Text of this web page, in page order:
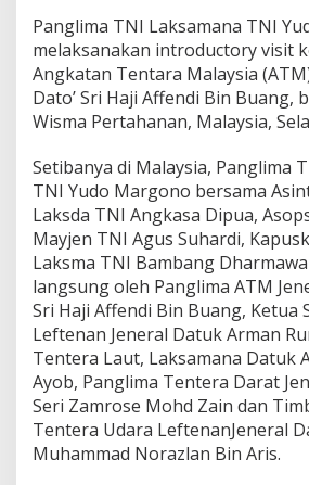
j
u
n
g
i
P
g
l
i
m
a
A
n
g
k
a
t
a
n
T
e
Panglima TNI Laksamana TNI
melaksanakan introductory visit
Angkatan Tentara Malaysia
Dato’ Sri Haji Affendi Bin Buang,
Wisma Pertahanan, Malaysia,
Setibanya di Malaysia, Panglima
TNI Yudo Margono bersama
Laksda TNI Angkasa Dipua,
Mayjen TNI Agus Suhardi,
Laksma TNI Bambang
langsung oleh Panglima ATM
Sri Haji Affendi Bin Buang, Ketua
Leftenan Jeneral Datuk Arman
Tentera Laut, Laksamana Datuk
Ayob, Panglima Tentera Darat
Seri Zamrose Mohd Zain dan
Tentera Udara LeftenanJeneral
Muhammad Norazlan Bin Aris.